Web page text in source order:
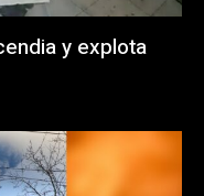
y explota